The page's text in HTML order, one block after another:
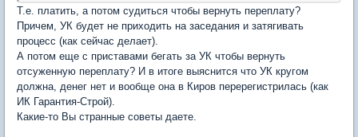
Т.е. платить, а потом судиться чтобы вернуть переплату?
Причем, УК будет не приходить на заседания и затягивать
процесс (как сейчас делает).
А потом еще с приставами бегать за УК чтобы вернуть
отсуженную переплату? И в итоге выяснится что УК кругом
должна, денег нет и вообще она в Киров перерегистрилась (как
ИК Гарантия-Строй).
Какие-то Вы странные советы даете.